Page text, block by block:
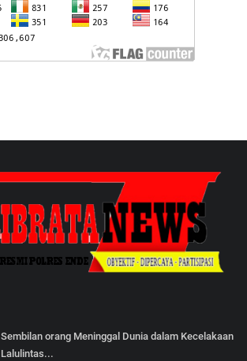
Sembilan orang Meninggal Dunia dalam Kecelakaan
Lalulintas...